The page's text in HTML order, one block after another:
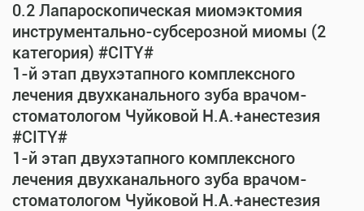
0.2 Лапароскопическая миомэктомия
инструментально-субсерозной миомы (2
категория) #CITY#
1-й этап двухэтапного комплексного
лечения двухканального зуба врачом-
стоматологом Чуйковой Н.А.+анестезия
#CITY#
1-й этап двухэтапного комплексного
лечения двухканального зуба врачом-
стоматологом Чуйковой Н.А.+анестезия